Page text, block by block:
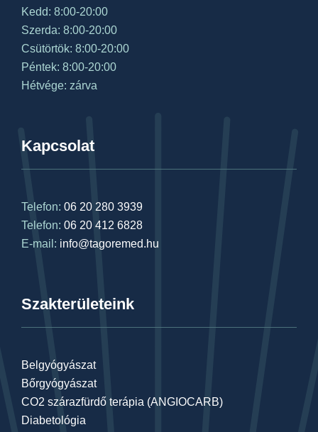
Kedd: 8:00-20:00
Szerda: 8:00-20:00
Csütörtök: 8:00-20:00
Péntek: 8:00-20:00
Hétvége: zárva
Kapcsolat
Telefon: 06 20 280 3939
Telefon: 06 20 412 6828
E-mail: info@tagoremed.hu
Szakterületeink
Belgyógyászat
Bőrgyógyászat
CO2 szárazfürdő terápia (ANGIOCARB)
Diabetológia